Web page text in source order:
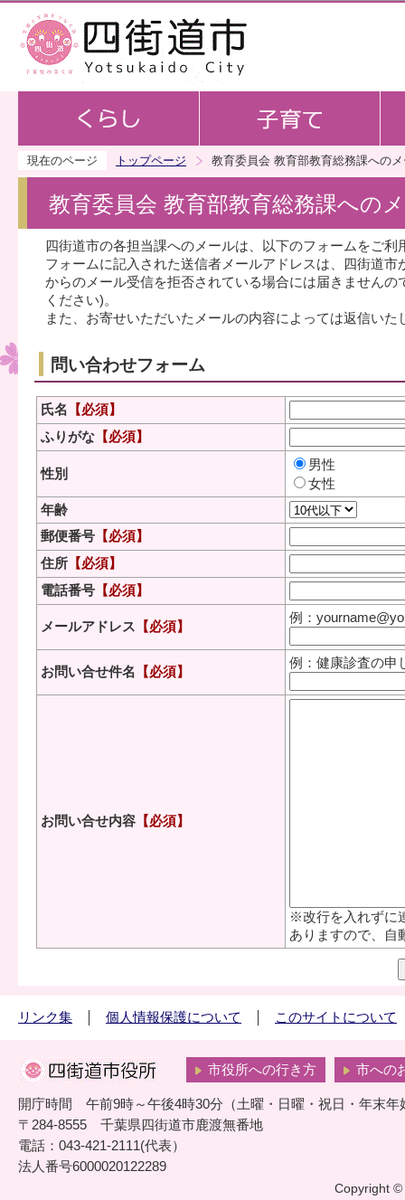
現在のページ トップページ 教育委員会 教育部教育総務課への
教育委員会 教育部教育総務課への
四街道市の各担当課へのメールは、以下のフォームをご利
フォームに記入された送信者メールアドレスは、四街道
からのメール受信を拒否されている場合には届きません
ください)。
また、お寄せいただいたメールの内容によっては返信い
問い合わせフォーム
氏名 【必須】
ふりがな 【必須】
性別
男性
女性
年齢
郵便番号 【必須】
住所 【必須】
電話番号 【必須】
メールアドレス 【必須】
例：
お問い合せ件名 【必須】
例：健康診査の申
お問い合せ内容 【必須】
※改行を入れずに
ありますので、自
リンク集 個人情報保護について このサイトについて
市役所への行き方 市への
開庁時間 午前9時～午後4時30分（土曜・日曜・祝日・年末年
〒284-8555 千葉県四街道市鹿渡無番地
電話：043-421-2111(代表）
法人番号6000020122289
Copyright ©